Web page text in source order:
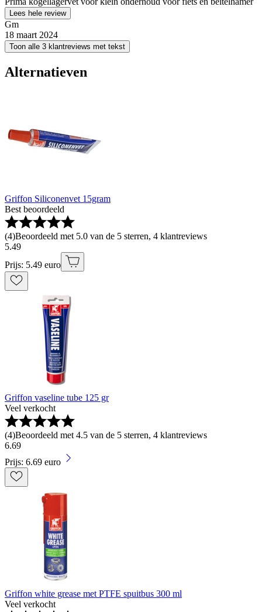
Lees hele review
Gm
18 maart 2024
Toon alle 3 klantreviews met tekst
Alternatieven
Griffon Siliconenvet 15gram
Best beoordeeld
(4)Beoordeeld met 5.0 van de 5 sterren, 4 klantreviews
5.49
Prijs: 5.49 euro
Griffon vaseline tube 125 gr
Veel verkocht
(4)Beoordeeld met 4.5 van de 5 sterren, 4 klantreviews
6.69
Prijs: 6.69 euro
Griffon white grease met PTFE spuitbus 300 ml
Veel verkocht